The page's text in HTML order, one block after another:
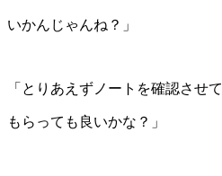
いかんじゃんね？」
「とりあえずノートを確認させて
もらっても良いかな？」